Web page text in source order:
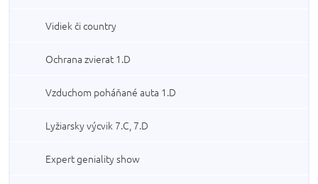
Vidiek či country
Ochrana zvierat 1.D
Vzduchom poháňané auta 1.D
Lyžiarsky výcvik 7.C, 7.D
Expert geniality show